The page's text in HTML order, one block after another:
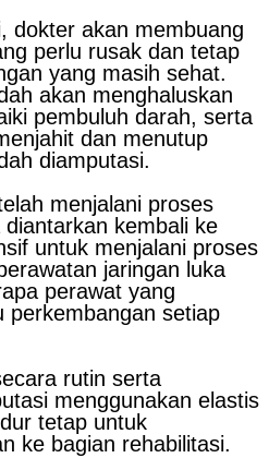
dokter akan membuang
perlu rusak dan tetap
yang masih sehat.
akan menghaluskan
pembuluh darah, serta
dan menutup
diamputasi.
menjalani proses
kembali ke
untuk menjalani proses
jaringan luka
perawat yang
perkembangan setiap
rutin serta
menggunakan elastis
tetap untuk
ke bagian rehabilitasi.